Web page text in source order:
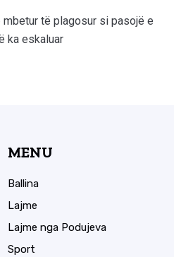
mbetur të plagosur si pasojë e
ka eskaluar
MENU
Ballina
Lajme
Lajme nga Podujeva
Sport